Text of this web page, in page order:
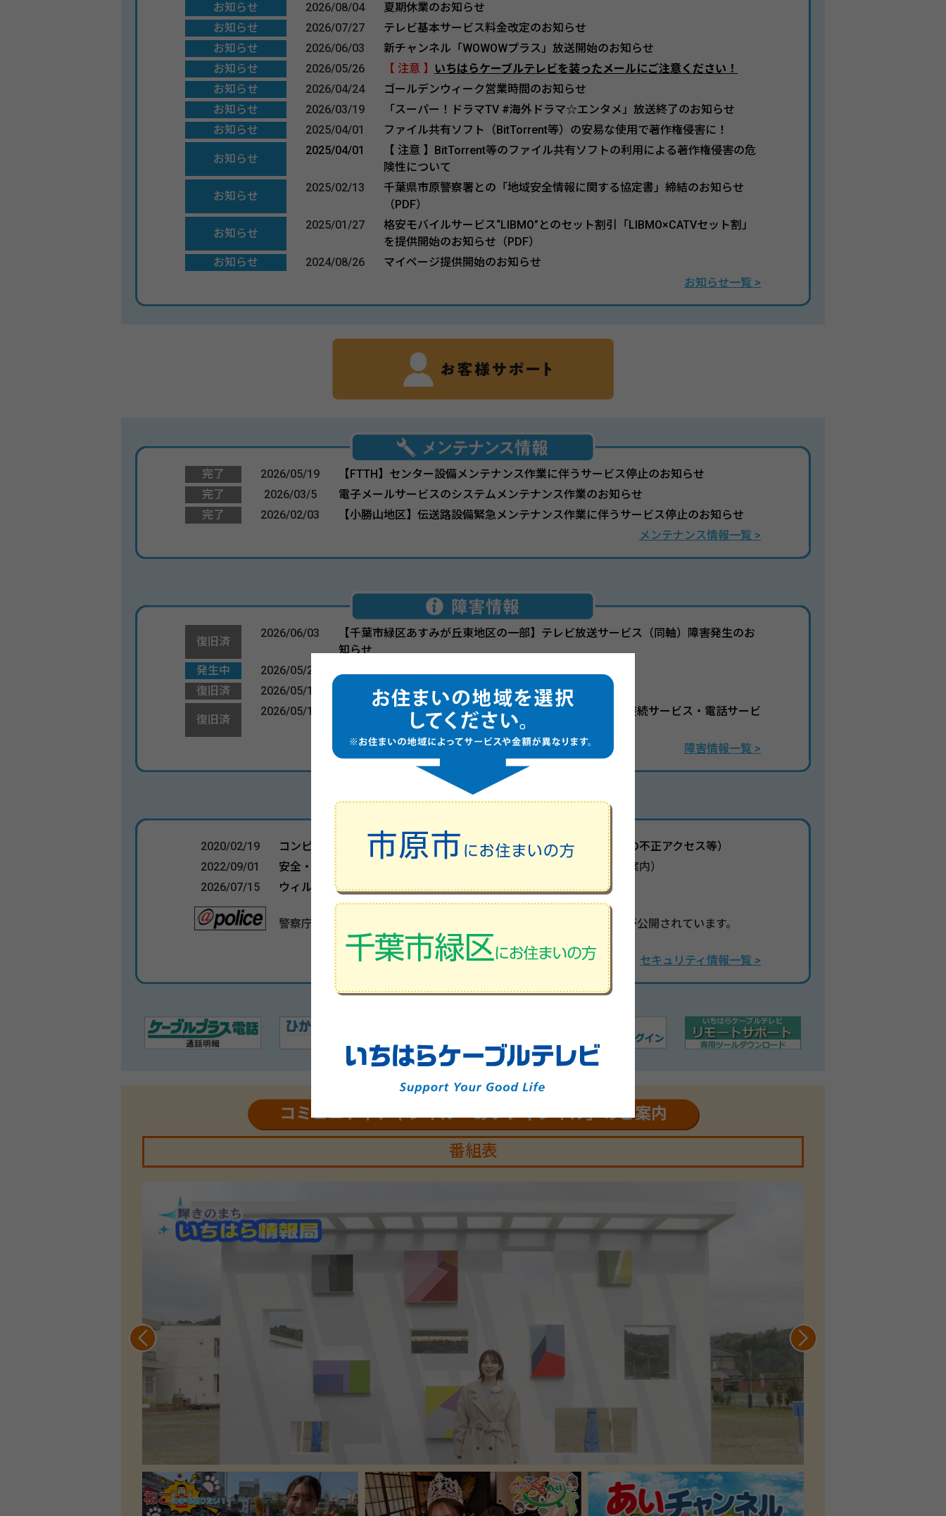
お知らせ 2026/08/04
夏期休業のお知らせ
お知らせ
2026/07/27
テレビ基本サービス料金改定のお知らせ
お知らせ
2026/06/03
新チャンネル「WOWOWプラス」放送開始のお知らせ
お知らせ
2026/05/26 【 注意 】
いちはらケーブルテレビを装ったメールにご注意ください！
お知らせ
2026/04/24
ゴールデンウィーク営業時間のお知らせ
お知らせ
2026/03/19
「スーパー！ドラマTV #海外ドラマ☆エンタメ」放送終了のお知らせ
お知らせ
2025/04/01 ファイル共有ソフト（BitTorrent等）の安易な使用で著作権侵害に！
お知らせ
2025/04/01
【 注意 】BitTorrent等のファイル共有ソフトの利用による著作権侵害の危
険性について
お知らせ
2025/02/13
千葉県市原警察署との「地域安全情報に関する協定書」締結のお知らせ
（PDF）
お知らせ
2025/01/27
格安モバイルサービス“LIBMO”とのセット割引「LIBMO×CATVセット割」
を提供開始のお知らせ（PDF）
お知らせ
2024/08/26
マイページ提供開始のお知らせ
お知らせ一覧 >
完了 2026/05/19
【FTTH】センター設備メンテナンス作業に伴うサービス停止のお知らせ
完了
2026/03/5
電子メールサービスのシステムメンテナンス作業のお知らせ
完了
2026/02/03
【小勝山地区】伝送路設備緊急メンテナンス作業に伴うサービス停止のお知らせ
メンテナンス情報一覧 >
復旧済
2026/06/03
【千葉市緑区あすみが丘東地区の一部】テレビ放送サービス（同軸）障害発生のお
知らせ
発生中
2026/05/21
復旧済
2026/05/13 インターネットサービス障害発生（復旧済）のお知らせ
復旧済
2026/05/12
【小勝山地区の一部】テレビ放送・CATVインターネット接続サービス・電話サービ
ス（同軸）障害発生（復旧済）のお知らせ
障害情報一覧 >
2020/02/19
コンピュータウィルスに注意！（ネットバンキングのID・パスワードの不正アクセス等）
2022/09/01
安全・安心ガイド
（インターネットを安全にご利用いただくためのご案内）
2026/07/15
ウィルス・セキュリティ情報
警察庁のホームページです。ウィルスやセキュリティーに関する情報が公開されています。
セキュリティ情報一覧 >
コミュニティチャンネル「あいチャンネル」のご案内
番組表